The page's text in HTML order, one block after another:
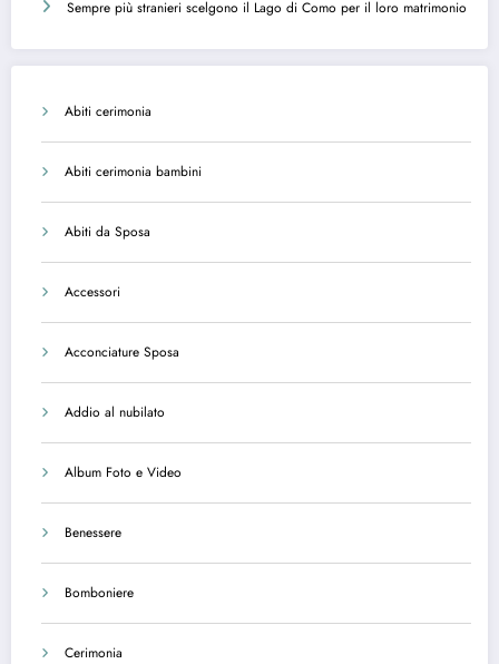
Sempre più stranieri scelgono il Lago di Como per il loro matrimonio
Abiti cerimonia
Abiti cerimonia bambini
Abiti da Sposa
Accessori
Acconciature Sposa
Addio al nubilato
Album Foto e Video
Benessere
Bomboniere
Cerimonia